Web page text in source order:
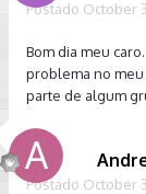
Postado October
Bom dia meu
problema no meu
parte de algum
Postado October